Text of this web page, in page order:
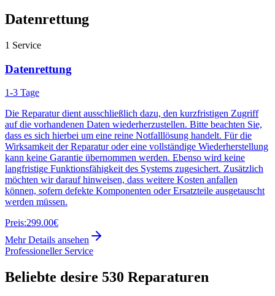
Datenrettung
1 Service
Datenrettung
1-3 Tage
Die Reparatur dient ausschließlich dazu, den kurzfristigen Zugriff
auf die vorhandenen Daten wiederherzustellen. Bitte beachten Sie,
dass es sich hierbei um eine reine Notfalllösung handelt. Für die
Wirksamkeit der Reparatur oder eine vollständige Wiederherstellung
kann keine Garantie übernommen werden. Ebenso wird keine
langfristige Funktionsfähigkeit des Systems zugesichert. Zusätzlich
möchten wir darauf hinweisen, dass weitere Kosten anfallen
können, sofern defekte Komponenten oder Ersatzteile ausgetauscht
werden müssen.
Preis:299.00€
Mehr Details ansehen
Professioneller Service
Beliebte desire 530 Reparaturen